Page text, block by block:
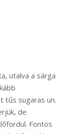
utalva a sárga
tűs sugaras un.
de
Fontos